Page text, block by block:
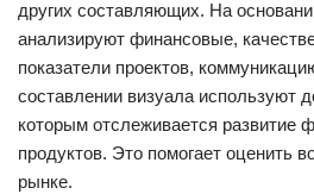
других составляющих. На
анализируют финансовые,
показатели проектов,
составлении визуала используют
которым отслеживается развитие
продуктов. Это помогает оценить
рынке.